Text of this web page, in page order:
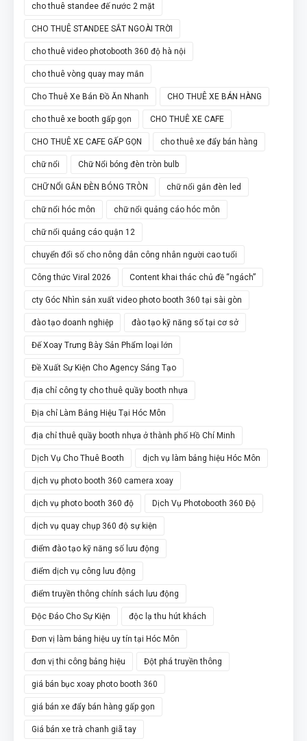
cho thuê standee đế nước 2 mặt
CHO THUÊ STANDEE SẮT NGOÀI TRỜI
cho thuê video photobooth 360 độ hà nội
cho thuê vòng quay may mắn
Cho Thuê Xe Bán Đồ Ăn Nhanh CHO THUÊ XE BÁN HÀNG
cho thuê xe booth gấp gọn CHO THUÊ XE CAFE
CHO THUÊ XE CAFE GẤP GỌN cho thuê xe đẩy bán hàng
chữ nổi Chữ Nổi bóng đèn tròn bulb
CHỮ NỔI GẮN ĐÈN BÓNG TRÒN chữ nổi gắn đèn led
chữ nổi hóc môn chữ nổi quảng cáo hóc môn
chữ nổi quảng cáo quận 12
chuyển đổi số cho nông dân công nhân người cao tuổi
Công thức Viral 2026 Content khai thác chủ đề “ngách”
cty Góc Nhìn sản xuất video photo booth 360 tại sài gòn
đào tạo doanh nghiệp đào tạo kỹ năng số tại cơ sở
Đế Xoay Trưng Bày Sản Phẩm loại lớn
Đề Xuất Sự Kiện Cho Agency Sáng Tạo
địa chỉ công ty cho thuê quầy booth nhựa
Địa chỉ Làm Bảng Hiệu Tại Hóc Môn
địa chỉ thuê quầy booth nhựa ở thành phố Hồ Chí Minh
Dịch Vụ Cho Thuê Booth dịch vụ làm bảng hiệu Hóc Môn
dịch vụ photo booth 360 camera xoay
dịch vụ photo booth 360 độ Dịch Vụ Photobooth 360 Độ
dịch vụ quay chụp 360 độ sự kiện
điểm đào tạo kỹ năng số lưu động
điểm dịch vụ công lưu động
điểm truyền thông chính sách lưu động
Độc Đáo Cho Sự Kiện độc lạ thu hút khách
Đơn vị làm bảng hiệu uy tín tại Hóc Môn
đơn vị thi công bảng hiệu Đột phá truyền thông
giá bán bục xoay photo booth 360
giá bán xe đẩy bán hàng gấp gọn
Giá bán xe trà chanh giã tay